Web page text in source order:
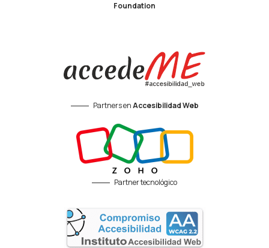
Foundation
Partners enAccesibilidad Web
Partner tecnológico